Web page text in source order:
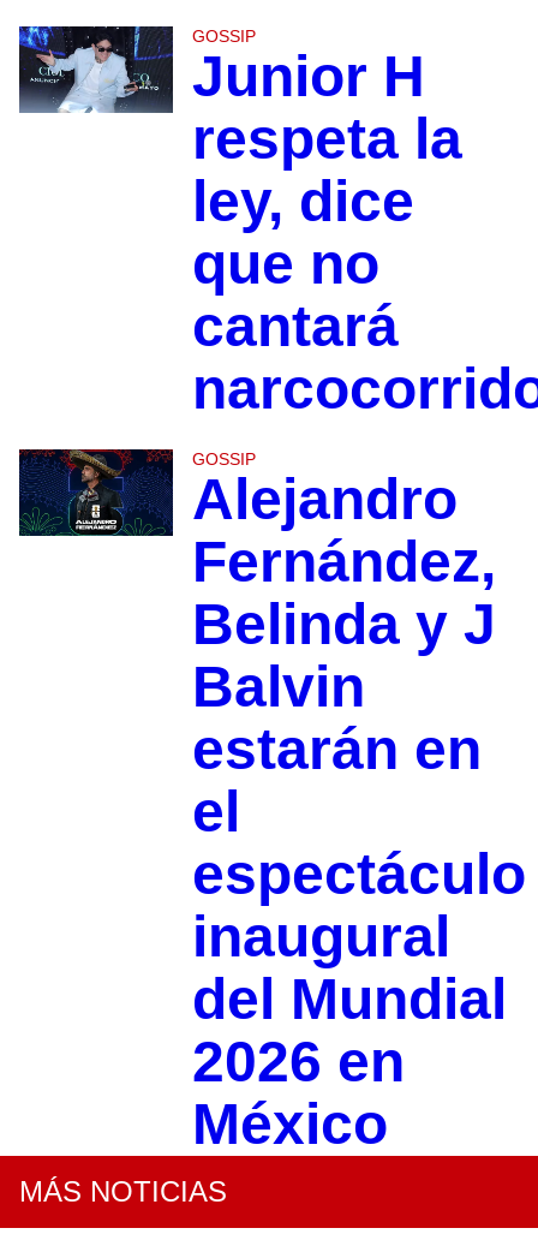
GOSSIP
Junior H
respeta la
ley, dice
que no
cantará
GOSSIP
Alejandro
Fernández,
Belinda y J
Balvin
estarán en
el
espectáculo
inaugural
del Mundial
2026 en
México
MÁS NOTICIAS